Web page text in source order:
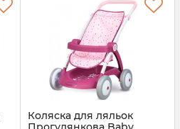
Коляска для ляльок